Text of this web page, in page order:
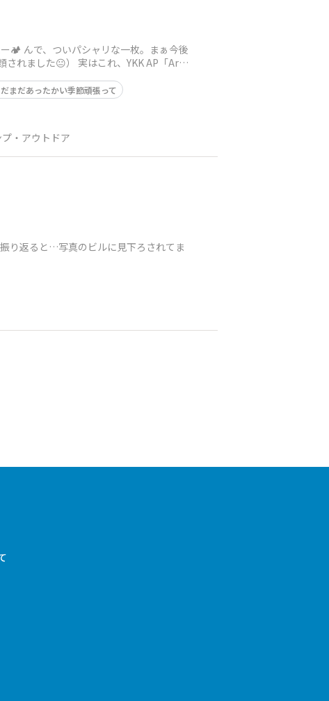
🏕️ んで、ついパシャリな一枚。まぁ今後
れました😐） 実はこれ、YKK AP「Archi
だまだあったかい季節頑張って
・アウトドア
り返ると…写真のビルに見下ろされてま